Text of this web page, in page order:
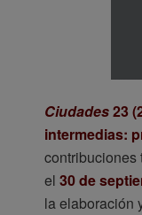
Ciudades23
intermedias:
contribuciones
el 30 de
la elaboración